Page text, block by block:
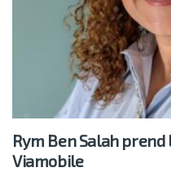
Rym Ben Salah prend
Viamobile